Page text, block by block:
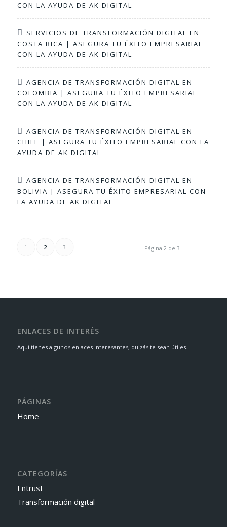
CON LA AYUDA DE AK DIGITAL
SERVICIOS DE TRANSFORMACIÓN DIGITAL EN
COSTA RICA | ASEGURA TU ÉXITO EMPRESARIAL
CON LA AYUDA DE AK DIGITAL
AGENCIA DE TRANSFORMACIÓN DIGITAL EN
COLOMBIA | ASEGURA TU ÉXITO EMPRESARIAL
CON LA AYUDA DE AK DIGITAL
AGENCIA DE TRANSFORMACIÓN DIGITAL EN
CHILE | ASEGURA TU ÉXITO EMPRESARIAL CON LA
AYUDA DE AK DIGITAL
AGENCIA DE TRANSFORMACIÓN DIGITAL EN
BOLIVIA | ASEGURA TU ÉXITO EMPRESARIAL CON
LA AYUDA DE AK DIGITAL
Página 2 de 3
1 2 3
ENLACES DE INTERÉS
Aquí tienes algunos enlaces interesantes, quizás te sean útiles.
PÁGINAS
Home
CATEGORÍAS
Entrust
Transformación digital